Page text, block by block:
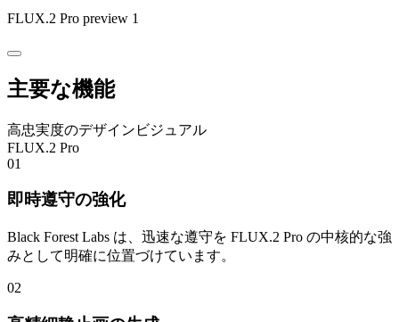
FLUX.2 Pro preview 1
主要な機能
高忠実度のデザインビジュアル
FLUX.2 Pro
01
即時遵守の強化
Black Forest Labs は、迅速な遵守を FLUX.2 Pro の中核的な強
みとして明確に位置づけています。
02